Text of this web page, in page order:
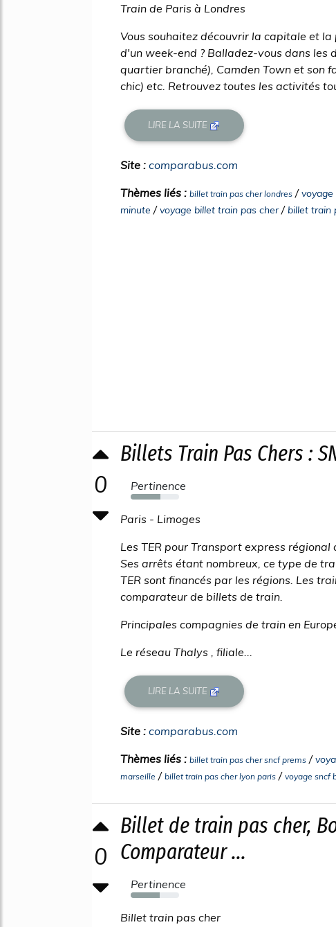
Train de Paris à Londres
Vous souhaitez découvrir la capitale et
d'un week-end ? Balladez-vous dans les
quartier branché), Camden Town et son
chic) etc. Retrouvez toutes les activités
LIRE LA SUITE
Site : comparabus.com
Thèmes liés : billet train pas cher londres /
minute /voyage billet train pas cher/billet train
0
Billets Train Pas Chers :
Pertinence
62%
Paris - Limoges
Les TER pour Transport express régional
Ses arrêts étant nombreux, ce type de
TER sont financés par les régions. Les
comparateur de billets de train.
Principales compagnies de train en
Le réseau Thalys , filiale...
LIRE LA SUITE
Site : comparabus.com
Thèmes liés : billet train pas cher sncf prems /
marseille / billet train pas cher lyon paris / voyage sncf
0
Billet de train pas cher,
Comparateur ...
Pertinence
60%
Billet train pas cher